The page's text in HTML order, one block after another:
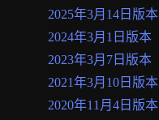
2025年3月14日版本
2024年3月1日版本
2023年3月7日版本
2021年3月10日版本
2020年11月4日版本